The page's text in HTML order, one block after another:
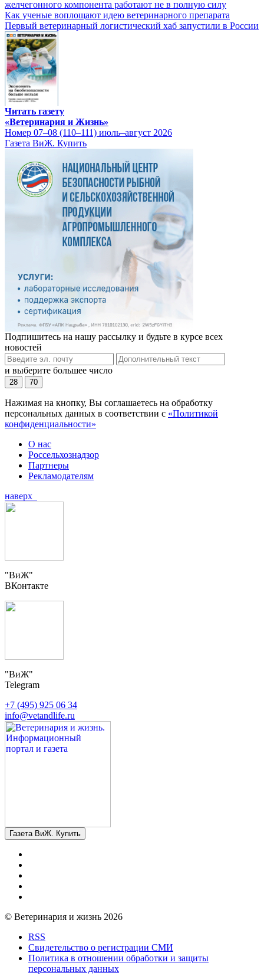
желчегонного компонента работают не в полную силу
Как ученые воплощают идею ветеринарного препарата
Первый ветеринарный логистический хаб запустили в России
Читать газету
«Ветеринария и Жизнь»
Номер 07–08 (110–111) июль–август 2026
Газета ВиЖ. Купить
Подпишитесь на нашу рассылку и будьте в курсе всех
новостей
и выберите большее число
28 70
Нажимая на кнопку, Вы соглашаетесь на обработку
персональных данных в соответствии с «Политикой
конфиденциальности»
О нас
Россельхознадзор
Партнеры
Рекламодателям
наверх
"ВиЖ"
ВКонтакте
"ВиЖ"
Telegram
+7 (495) 925 06 34
info@vetandlife.ru
Газета ВиЖ. Купить
© Ветеринария и жизнь 2026
RSS
Свидетельство о регистрации СМИ
Политика в отношении обработки и защиты
персональных данных